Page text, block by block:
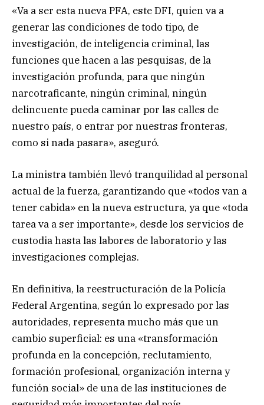
«Va a ser esta nueva PFA, este DFI, quien va a
generar las condiciones de todo tipo, de
investigación, de inteligencia criminal, las
funciones que hacen a las pesquisas, de la
investigación profunda, para que ningún
narcotraficante, ningún criminal, ningún
delincuente pueda caminar por las calles de
nuestro país, o entrar por nuestras fronteras,
como si nada pasara», aseguró.
La ministra también llevó tranquilidad al personal
actual de la fuerza, garantizando que «todos van a
tener cabida» en la nueva estructura, ya que «toda
tarea va a ser importante», desde los servicios de
custodia hasta las labores de laboratorio y las
investigaciones complejas.
En definitiva, la reestructuración de la Policía
Federal Argentina, según lo expresado por las
autoridades, representa mucho más que un
cambio superficial: es una «transformación
profunda en la concepción, reclutamiento,
formación profesional, organización interna y
función social» de una de las instituciones de